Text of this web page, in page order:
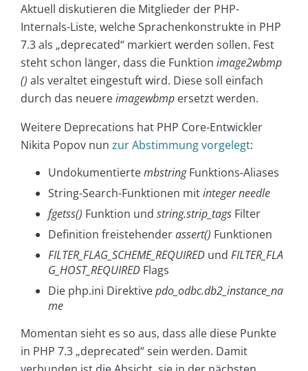
Aktuell diskutieren die Mitglieder der PHP-
Internals-Liste, welche Sprachenkonstrukte in PHP
7.3 als „deprecated“ markiert werden sollen. Fest
steht schon länger, dass die Funktion image2wbmp
() als veraltet eingestuft wird. Diese soll einfach
durch das neuereimagewbmp ersetzt werden.
Weitere Deprecations hat PHP Core-Entwickler
Nikita Popov nun zur Abstimmung vorgelegt:
UndokumentiertembstringFunktions-Aliases
String-Search-Funktionen mitinteger needle
fgetss() Funktion und string.strip_tags Filter
Definition freistehenderassert() Funktionen
FILTER_FLAG_SCHEME_REQUIRED und FILTER_FLA
G_HOST_REQUIRED Flags
Die php.ini Direktivepdo_odbc.db2_instance_na
me
Momentan sieht es so aus, dass alle diese Punkte
in PHP 7.3 „deprecated“ sein werden. Damit